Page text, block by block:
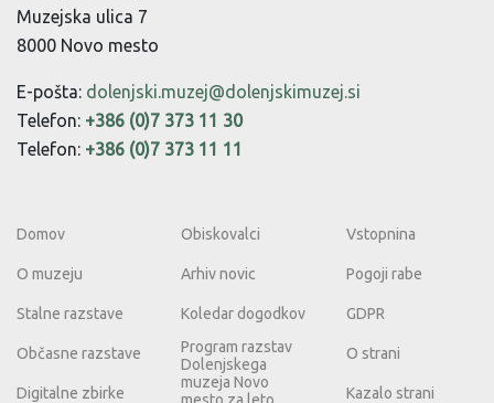
Muzejska ulica 7
8000 Novo mesto
E-pošta: dolenjski.muzej@dolenjskimuzej.si
Telefon: +386 (0)7 373 11 30
Telefon: +386 (0)7 373 11 11
Domov
O muzeju
Stalne razstave
Občasne razstave
Digitalne zbirke
Obiskovalci
Arhiv novic
Koledar dogodkov
Program razstav
Dolenjskega
muzeja Novo
Vstopnina
Pogoji rabe
GDPR
O strani
Kazalo strani